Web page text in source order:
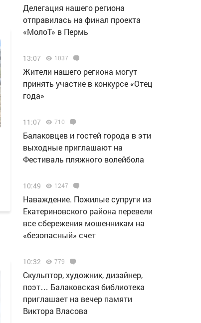
Делегация нашего региона
отправилась на финал проекта
«МолоТ» в Пермь
13:07 1037
Жители нашего региона могут
принять участие в конкурсе «Отец
года»
11:07 710
Балаковцев и гостей города в эти
выходные приглашают на
Фестиваль пляжного волейбола
10:49 1247
Наваждение. Пожилые супруги из
Екатериновского района перевели
все сбережения мошенникам на
«безопасный» счет
10:32 779
Скульптор, художник, дизайнер,
поэт… Балаковская библиотека
приглашает на вечер памяти
Виктора Власова